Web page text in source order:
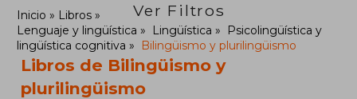
Ver Filtros
Inicio
Libros
Lenguaje y lingüística
Lingüística
Psicolingüística y
lingüística cognitiva
Bilingüismo y plurilingüismo
Libros de Bilingüismo y
plurilingüismo